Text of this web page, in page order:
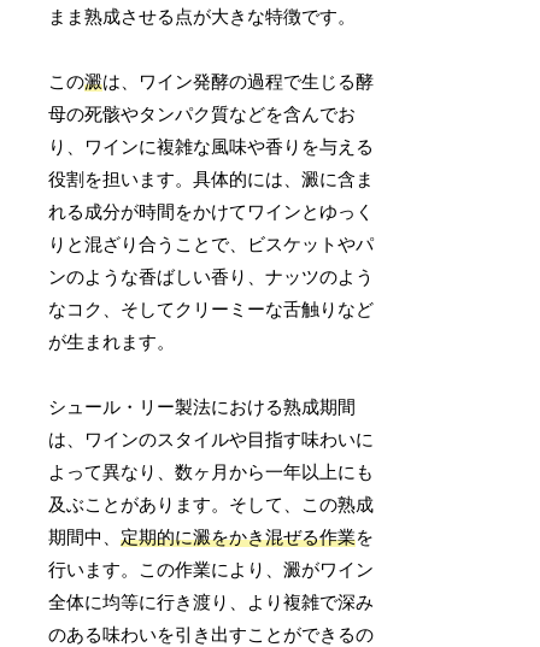
まま熟成させる点が大きな特徴です。
この澱は、ワイン発酵の過程で生じる酵
母の死骸やタンパク質などを含んでお
り、ワインに複雑な風味や香りを与える
役割を担います。具体的には、澱に含ま
れる成分が時間をかけてワインとゆっく
りと混ざり合うことで、ビスケットやパ
ンのような香ばしい香り、ナッツのよう
なコク、そしてクリーミーな舌触りなど
が生まれます。
シュール・リー製法における熟成期間
は、ワインのスタイルや目指す味わいに
よって異なり、数ヶ月から一年以上にも
及ぶことがあります。そして、この熟成
期間中、定期的に澱をかき混ぜる作業を
行います。この作業により、澱がワイン
全体に均等に行き渡り、より複雑で深み
のある味わいを引き出すことができるの